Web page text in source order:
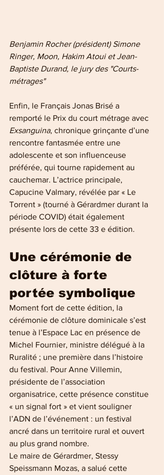
Benjamin Rocher (président) Simone
Ringer, Moon, Hakim Atoui et Jean-
Baptiste Durand, le jury des "Courts-
métrages"
Enfin, le Français Jonas Brisé a
remporté le Prix du court métrage avec
Exsanguina, chronique grinçante d’une
rencontre fantasmée entre une
adolescente et son influenceuse
préférée, qui tourne rapidement au
cauchemar. L’actrice principale,
Capucine Valmary, révélée par « Le
Torrent » (tourné à Gérardmer durant la
période COVID) était également
présente lors de cette 33 e édition.
Une cérémonie de
clôture à forte
portée symbolique
Moment fort de cette édition, la
cérémonie de clôture dominicale s’est
tenue à l’Espace Lac en présence de
Michel Fournier, ministre délégué à la
Ruralité ; une première dans l’histoire
du festival. Pour Anne Villemin,
présidente de l’association
organisatrice, cette présence constitue
« un signal fort » et vient souligner
l’ADN de l’événement : un festival
ancré dans un territoire rural et ouvert
au plus grand nombre.
Le maire de Gérardmer, Stessy
Speissmann Mozas, a salué cette